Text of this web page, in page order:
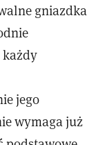
gniazdka
jego
wymaga już